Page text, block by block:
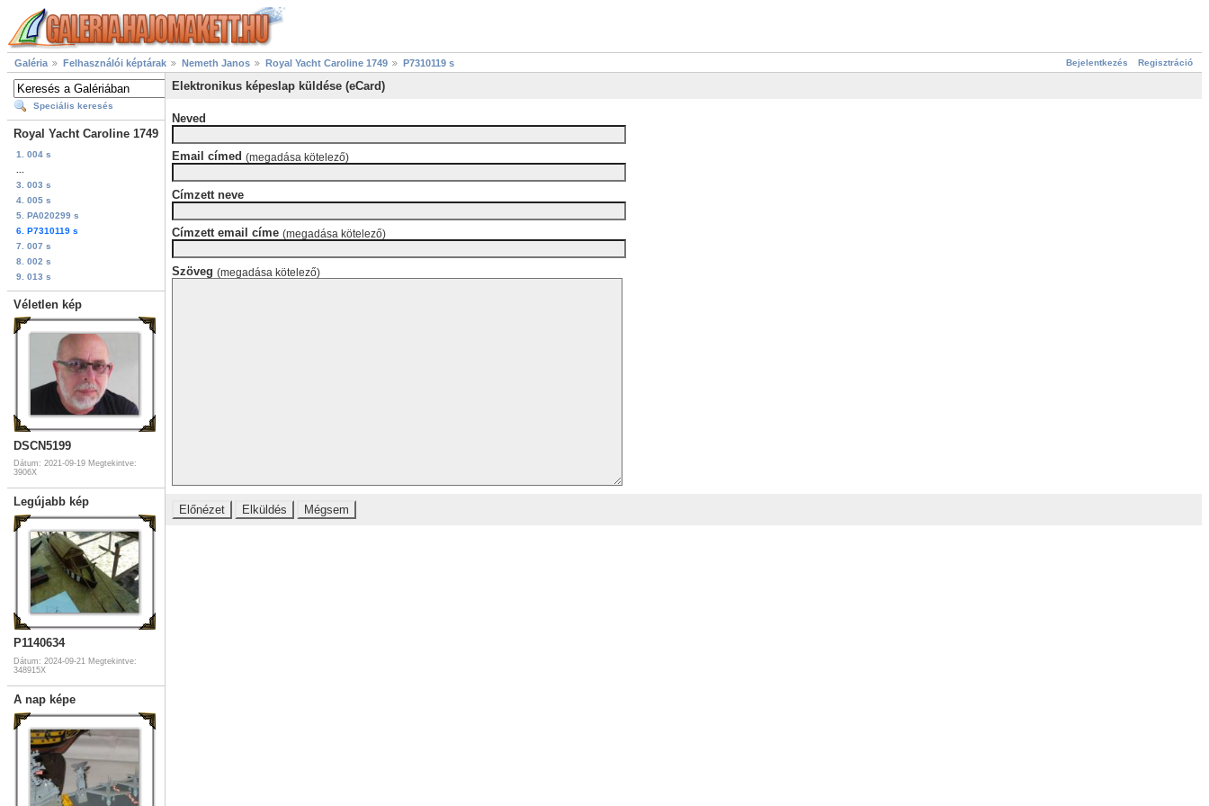
Bejelentkezés Regisztráció
Galéria Felhasználói képtárak Nemeth Janos Royal Yacht Caroline 1749 P7310119 s
Speciális keresés
Royal Yacht Caroline 1749
1. 004 s
3. 003 s
4. 005 s
5. PA020299 s
6. P7310119 s
7. 007 s
8. 002 s
9. 013 s
Véletlen kép
DSCN5199
Dátum: 2021-09-19 Megtekintve:
3906X
Legújabb kép
P1140634
Dátum: 2024-09-21 Megtekintve:
348915X
A nap képe
Elektronikus képeslap küldése (eCard)
Neved
Email címed (megadása kötelező)
Címzett neve
Címzett email címe (megadása kötelező)
Szöveg (megadása kötelező)